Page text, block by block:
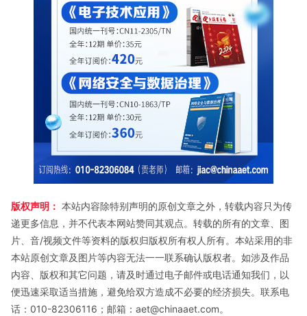
版权声明： 本站内容除特别声明的原创文章之外，转载内容只为传
递更多信息，并不代表本网站赞同其观点。转载的所有的文章、图
片、音/视频文件等资料的版权归版权所有权人所有。本站采用的非
本站原创文章及图片等内容无法一一联系确认版权者。如涉及作品
内容、版权和其它问题，请及时通过电子邮件或电话通知我们，以
便迅速采取适当措施，避免给双方造成不必要的经济损失。联系电
话：010-82306116；邮箱：aet@chinaaet.com。